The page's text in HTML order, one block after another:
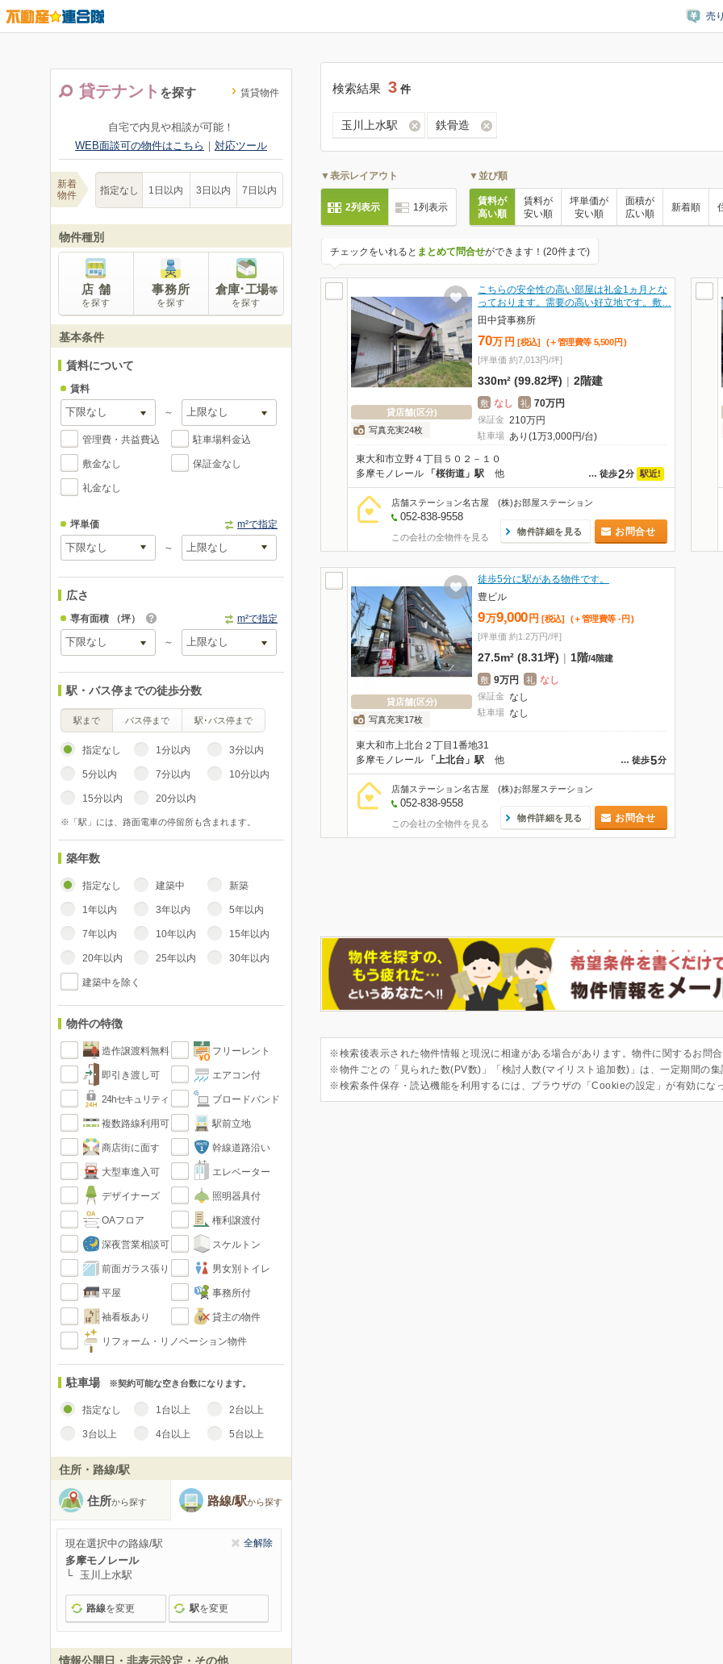
売
貸テナント を探す 賃貸物件
自宅で内見や相談が可能！
WEB面談可の物件はこちら ｜ 対応ツール
新着
物件
指定なし 1日以内 3日以内 7日以内
物件種別
店 舗
を探す
事務所
を探す
倉庫･工場等
を探す
基本条件
賃料について
賃料
～
管理費・共益費込 駐車場料金込
敷金なし 保証金なし
礼金なし
坪単価 m²で指定
～
広さ
専有面積 （坪） m²で指定
～
駅・バス停までの徒歩分数
駅まで バス停まで 駅･バス停まで
指定なし 1分以内 3分以内
5分以内 7分以内 10分以内
15分以内 20分以内
※「駅」には、路面電車の停留所も含まれます。
築年数
指定なし 建築中 新築
1年以内 3年以内 5年以内
7年以内 10年以内 15年以内
20年以内 25年以内 30年以内
建築中を除く
物件の特徴
造作譲渡料無料 フリーレント
即引き渡し可 エアコン付
24hセキュリティ ブロードバンド
複数路線利用可 駅前立地
商店街に面す 幹線道路沿い
大型車進入可 エレベーター
デザイナーズ 照明器具付
OAフロア 権利譲渡付
深夜営業相談可 スケルトン
前面ガラス張り 男女別トイレ
平屋 事務所付
袖看板あり 貸主の物件
リフォーム・リノベーション物件
駐車場 ※契約可能な空き台数になります。
指定なし 1台以上 2台以上
3台以上 4台以上 5台以上
住所・路線/駅
住所から探す 路線/駅から探す
現在選択中の路線/駅 全解除
多摩モノレール
玉川上水駅
路線を変更 駅を変更
情報公開日・非表示設定・その他
検索結果 3 件
玉川上水駅 鉄骨造
▼表示レイアウト
2列表示 1列表示
▼並び順
賃料が
高い順
賃料が
安い順
坪単価が
安い順
面積が
広い順
新着順
チェックをいれると まとめて問合せができます！(20件まで)
貸店舗(区分)
写真充実24枚
こちらの安全性の高い部屋は礼金1ヵ月とな
っております。需要の高い好立地です。敷…
田中貸事務所
70万 円 [税込] (＋管理費等 5,500 円 )
[坪単価 約7,013円/坪]
330m² (99.82坪) | 2階建
敷 なし 礼 70万円
保証金 210万円
駐車場 あり(1万3,000円/台)
東大和市立野４丁目５０２－１０
… 徒歩2分 駅近!
多摩モノレール 「桜街道」駅 他
店舗ステーション名古屋 (株)お部屋ステーション
052-838-9558
この会社の全物件を見る
物件詳細を見る お問合せ
貸店舗(区分)
写真充実17枚
徒歩5分に駅がある物件です。
豊ビル
9万9,000 円 [税込] (＋管理費等 - 円 )
[坪単価 約1.2万円/坪]
27.5m² (8.31坪) | 1階/4階建
敷 9万円 礼 なし
保証金 なし
駐車場 なし
東大和市上北台２丁目1番地31
… 徒歩5分
多摩モノレール 「上北台」駅 他
店舗ステーション名古屋 (株)お部屋ステーション
052-838-9558
この会社の全物件を見る
物件詳細を見る お問合せ
※検索後表示された物件情報と現況に相違がある場合があります。物件に関するお問
※物件ごとの「見られた数(PV数)」「検討人数(マイリスト追加数)」は、一定期間の
※検索条件保存・読込機能を利用するには、ブラウザの「Cookieの設定」が有効にな